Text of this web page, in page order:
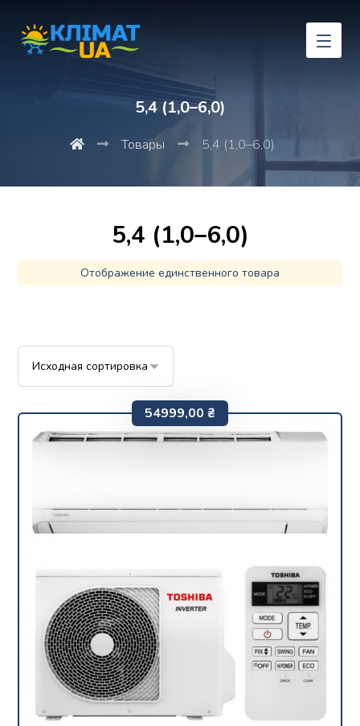
5,4 (1,0–6,0)
Товары 5,4 (1,0–6,0)
5,4 (1,0–6,0)
Отображение единственного товара
54999,00 ₴